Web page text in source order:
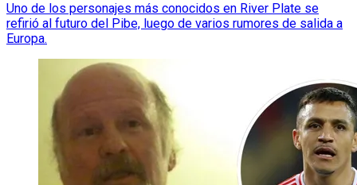
Uno de los personajes más conocidos en River Plate se
refirió al futuro del Pibe, luego de varios rumores de salida a
Europa.